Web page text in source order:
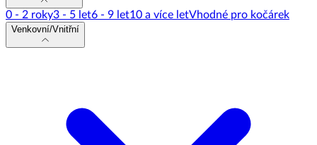
0 - 2 roky3 - 5 let6 - 9 let10 a více letVhodné pro kočárek
Venkovní/Vnitřní